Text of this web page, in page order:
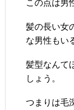
この点は男
髪の長い女
な男性もい
髪型なんて
しょう。
つまりは毛